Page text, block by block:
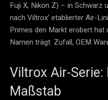
Fuji X, Nikon Z) – in Schwarz
nach Viltrox’ etablierter Air-
Primes den Markt erobert hat
Namen trägt. Zufall, OEM
Viltrox Air-Serie:
Maßstab